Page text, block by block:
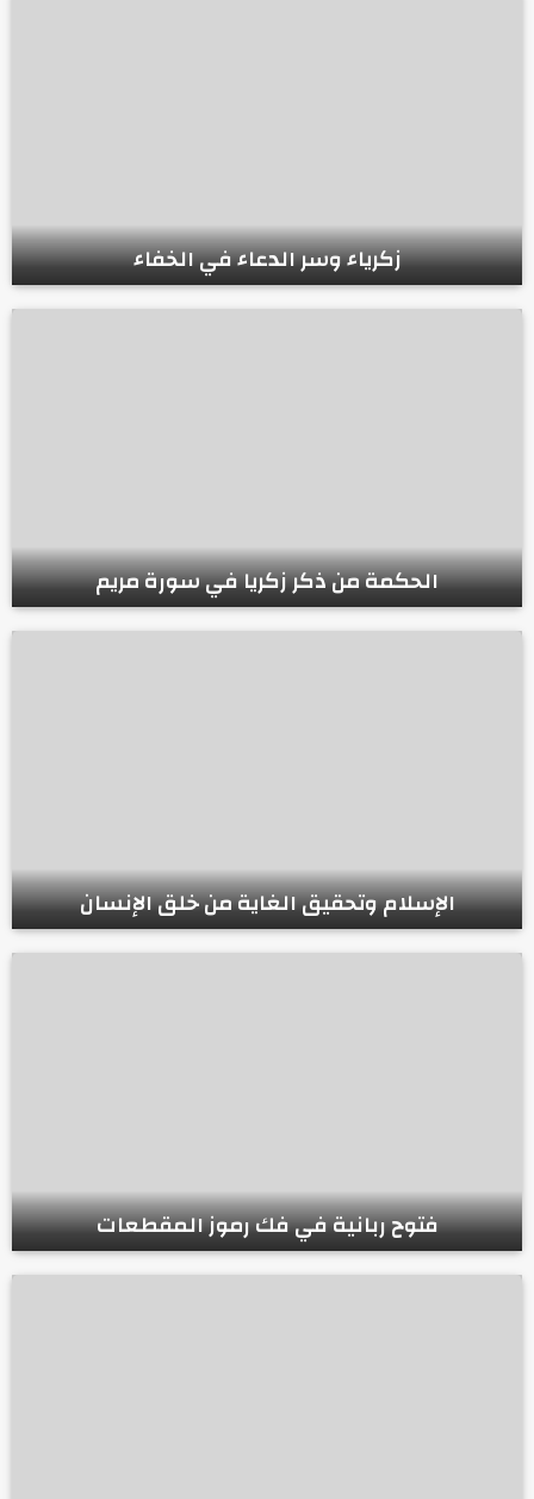
زكرياء وسر الدعاء في الخفاء
الحكمة من ذكر زكريا في سورة مريم
الإسلام وتحقيق الغاية من خلق الإنسان
فتوح ربانية في فك رموز المقطعات